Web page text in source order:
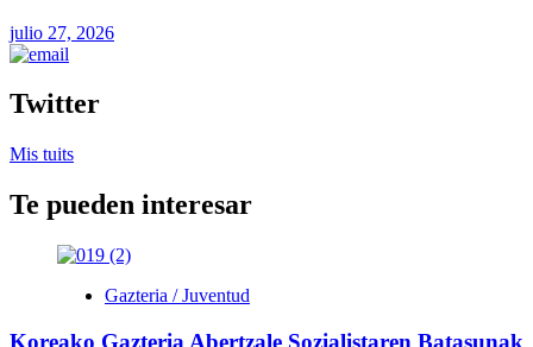
julio 27, 2026
Twitter
Mis tuits
Te pueden interesar
Gazteria / Juventud
Koreako Gazteria Abertzale Sozialistaren Batasunak